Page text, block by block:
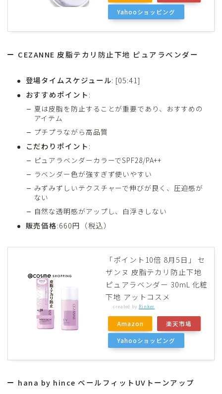
Yahooショッピング
CEZANNE 皮脂テカリ防止下地 ピュアラベンダー
登場タイムスケジュール: [05:41]
おすすめポイント:
夏は皮脂を防止することが重要であり、おすすめの
アイテム
プチプラながら高品質
こだわりポイント:
ピュアラベンダーカラーでSPF28/PA++
ラベンダー色が強すぎず使いやすい
みずみずしいテクスチャーで伸びが良く、圧迫感が
ない
自然な透明感がアップし、白浮きしない
販売価格:660円（税込）
「ポイント10倍 8月5日」 セ
ザンヌ 皮脂テカリ防止下地
ピュアラベンダー 30mL 化粧
下地 アットコスメ
created by Rinker
Amazon 楽天市場
Yahooショッピング
hana by hince ベールフィットUVトーンアップ